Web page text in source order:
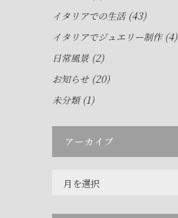
イタリアでの生活(43)
イタリアでジュエリー制作(4)
日常風景(2)
お知らせ(20)
未分類(1)
アーカイブ